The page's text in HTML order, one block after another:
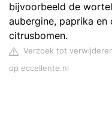
bijvoorbeeld de
aubergine, paprika en
citrusbomen.
Verzoek tot
op eccellente.nl